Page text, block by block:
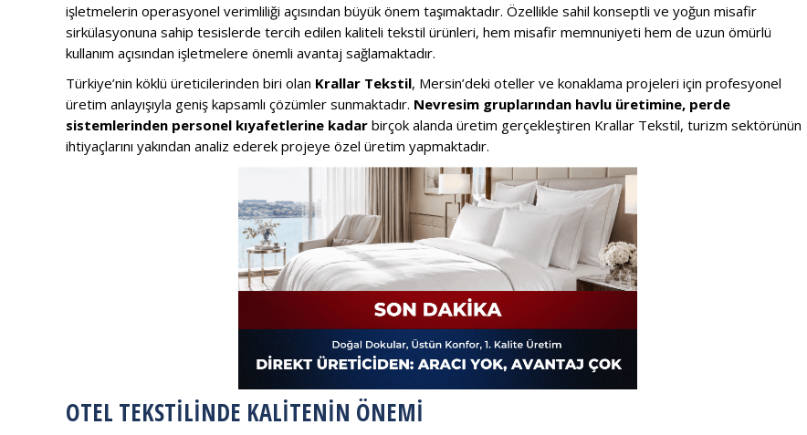
işletmelerin operasyonel verimliliği açısından büyük önem taşımaktadır. Özellikle sahil konseptli ve yoğun misafir
sirkülasyonuna sahip tesislerde tercih edilen kaliteli tekstil ürünleri, hem misafir memnuniyeti hem de uzun ömürlü
kullanım açısından işletmelere önemli avantaj sağlamaktadır.
Türkiye’nin köklü üreticilerinden biri olan Krallar Tekstil, Mersin’deki oteller ve konaklama projeleri için profesyonel
üretim anlayışıyla geniş kapsamlı çözümler sunmaktadır. Nevresim gruplarından havlu üretimine, perde
sistemlerinden personel kıyafetlerine kadar birçok alanda üretim gerçekleştiren Krallar Tekstil, turizm sektörünün
ihtiyaçlarını yakından analiz ederek projeye özel üretim yapmaktadır.
OTEL TEKSTILINDE KALITENIN ÖNEMI